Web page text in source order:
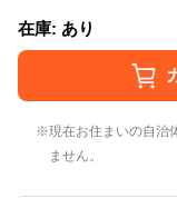
在庫: あり
現在お住まいの自治
ません。